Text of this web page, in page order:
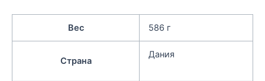
Вес 586 г
Страна
Дания